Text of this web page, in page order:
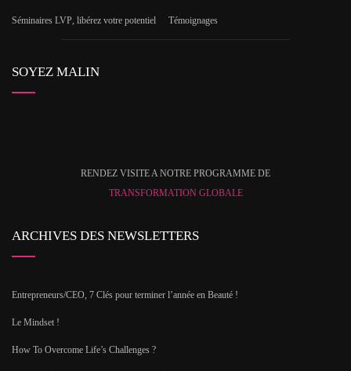
Séminaires LVP, libérez votre potentiel Témoignages
SOYEZ MALIN
RENDEZ VISITE A NOTRE PROGRAMME DE
TRANSFORMATION GLOBALE
ARCHIVES DES NEWSLETTERS
Entrepreneurs/CEO, 7 Clés pour terminer l’année en Beauté !
Le Mindset !
How To Overcome Life’s Challenges ?